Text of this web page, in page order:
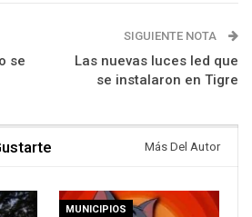
se
SIGUIENTE NOTA
Las nuevas luces led que
se instalaron en Tigre
Más Del Autor
MUNICIPIOS